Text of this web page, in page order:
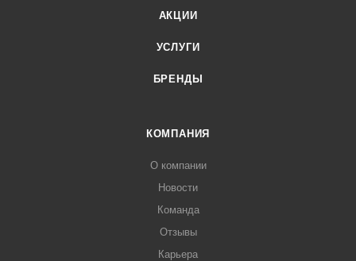
АКЦИИ
УСЛУГИ
БРЕНДЫ
КОМПАНИЯ
О компании
Новости
Команда
Отзывы
Карьера